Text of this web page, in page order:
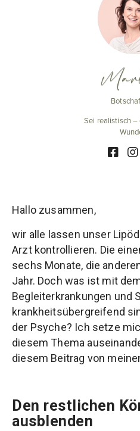
Sei realistisch –
Hallo zusammen,
wir alle lassen unser
Arzt kontrollieren. Die
sechs Monate, die
Jahr. Doch was ist mit
Begleiterkrankungen und
krankheitsübergreifend
der Psyche? Ich setze
diesem Thema
diesem Beitrag von
Den restlichen
ausblenden